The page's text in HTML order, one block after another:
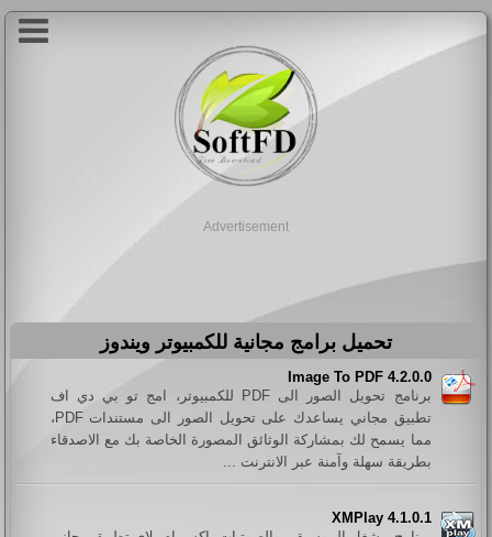
Advertisement
تحميل برامج مجانية للكمبيوتر ويندوز
Image To PDF 4.2.0.0
برنامج تحويل الصور الى PDF للكمبيوتر، امج تو بي دي اف
تطبيق مجاني يساعدك على تحويل الصور الى مستندات PDF،
مما يسمح لك بمشاركة الوثائق المصورة الخاصة بك مع الاصدقاء
بطريقة سهلة وآمنة عبر الانترنت ...
XMPlay 4.1.0.1